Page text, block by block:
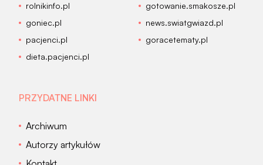
rolnikinfo.pl
gotowanie.smakosze.pl
goniec.pl
news.swiatgwiazd.pl
pacjenci.pl
goracetematy.pl
dieta.pacjenci.pl
PRZYDATNE LINKI
Archiwum
Autorzy artykułów